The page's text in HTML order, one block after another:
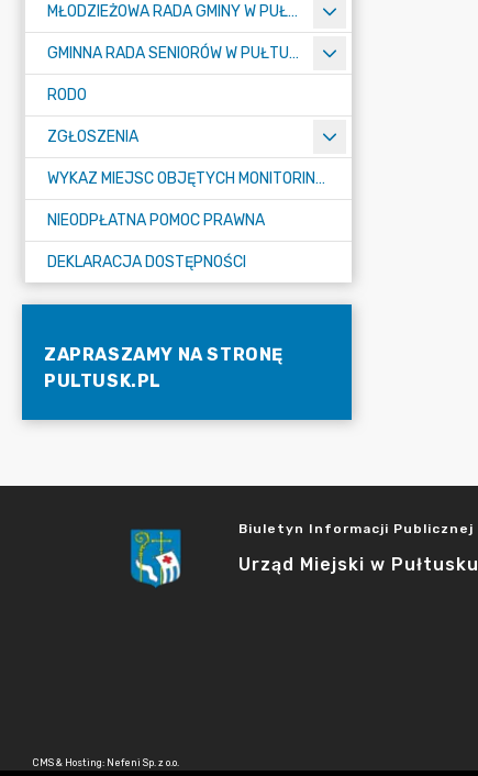
MŁODZIEŻOWA RADA GMINY W PUŁTUSKU
GMINNA RADA SENIORÓW W PUŁTUSKU
RODO
ZGŁOSZENIA
WYKAZ MIEJSC OBJĘTYCH MONITORINGIEM
NIEODPŁATNA POMOC PRAWNA
DEKLARACJA DOSTĘPNOŚCI
ZAPRASZAMY NA STRONĘ
PULTUSK.PL
Biuletyn Informacji Publicznej
Urząd Miejski w Pułtusku
CMS & Hosting: Nefeni Sp. z o.o.